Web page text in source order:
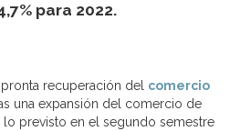
para 2022.
pronta recuperación del comercio
una expansión del comercio de
lo previsto en el segundo semestre